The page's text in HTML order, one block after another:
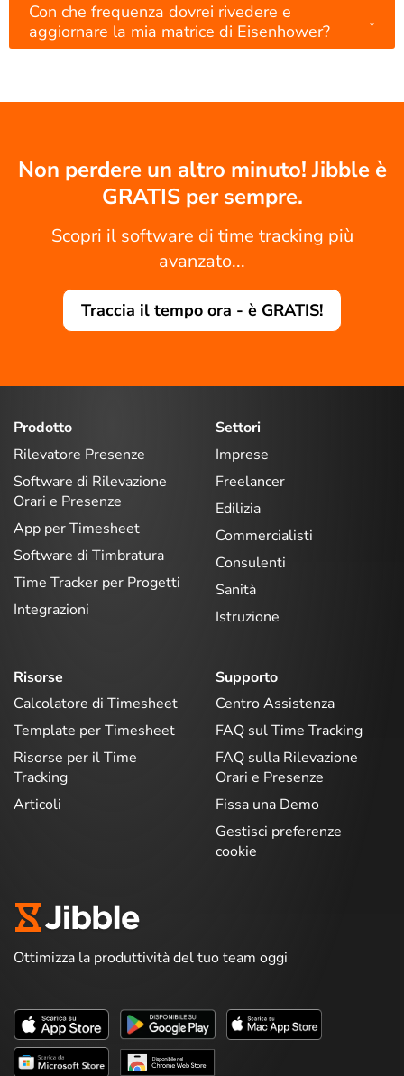
Con che frequenza dovrei rivedere e
aggiornare la mia matrice di Eisenhower?
↓
Non perdere un altro minuto! Jibble è
GRATIS per sempre.
Scopri il software di time tracking più
avanzato...
Traccia il tempo ora - è GRATIS!
Prodotto
Rilevatore Presenze
Software di Rilevazione
Orari e Presenze
App per Timesheet
Software di Timbratura
Time Tracker per Progetti
Integrazioni
Settori
Imprese
Freelancer
Edilizia
Commercialisti
Consulenti
Sanità
Istruzione
Risorse
Calcolatore di Timesheet
Template per Timesheet
Risorse per il Time
Tracking
Articoli
Supporto
Centro Assistenza
FAQ sul Time Tracking
FAQ sulla Rilevazione
Orari e Presenze
Fissa una Demo
Gestisci preferenze
cookie
Ottimizza la produttività del tuo team oggi